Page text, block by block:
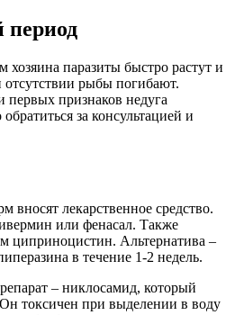
паразиты быстро растут и
отсутствии рыбы погибают.
признаков недуга
за консультацией и
вносят лекарственное средство.
или фенасал. Также
циприноцистин. Альтернатива –
в течение 1-2 недель.
– никлосамид, который
токсичен при выделении в воду